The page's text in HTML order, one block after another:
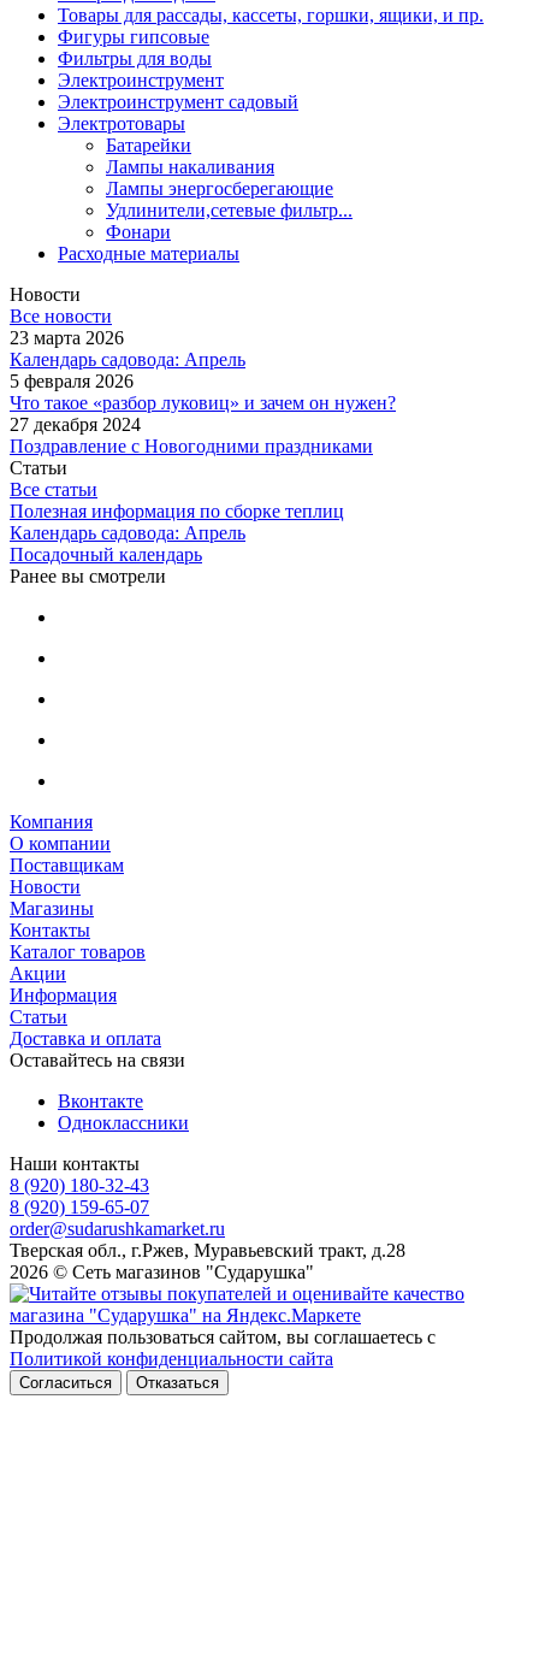
Товары для рассады, кассеты, горшки, ящики, и пр.
Фигуры гипсовые
Фильтры для воды
Электроинструмент
Электроинструмент садовый
Электротовары
Батарейки
Лампы накаливания
Лампы энергосберегающие
Удлинители,сетевые фильтр...
Фонари
Расходные материалы
Новости
Все новости
23 марта 2026
Календарь садовода: Апрель
5 февраля 2026
Что такое «разбор луковиц» и зачем он нужен?
27 декабря 2024
Поздравление с Новогодними праздниками
Статьи
Все статьи
Полезная информация по сборке теплиц
Календарь садовода: Апрель
Посадочный календарь
Ранее вы смотрели
Компания
О компании
Поставщикам
Новости
Магазины
Контакты
Каталог товаров
Акции
Информация
Статьи
Доставка и оплата
Оставайтесь на связи
Вконтакте
Одноклассники
Наши контакты
8 (920) 180-32-43
8 (920) 159-65-07
order@sudarushkamarket.ru
Тверская обл., г.Ржев, Муравьевский тракт, д.28
2026 © Сеть магазинов "Сударушка"
Продолжая пользоваться сайтом, вы соглашаетесь с
Политикой конфиденциальности сайта
Согласиться Отказаться